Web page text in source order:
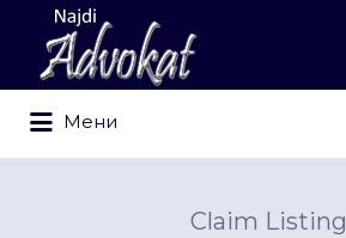
Search
for:
Мени
for:
Claim Listing